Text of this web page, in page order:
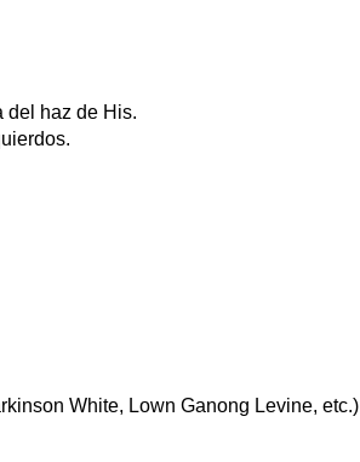
del haz de His.
White, Lown Ganong Levine, etc.)